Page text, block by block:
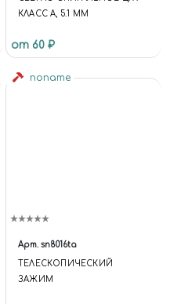
КЛАСС А, 5.1 ММ
от 60 ₽
noname
Арт. sn8016ta
ТЕЛЕСКОПИЧЕСКИЙ
ЗАЖИМ